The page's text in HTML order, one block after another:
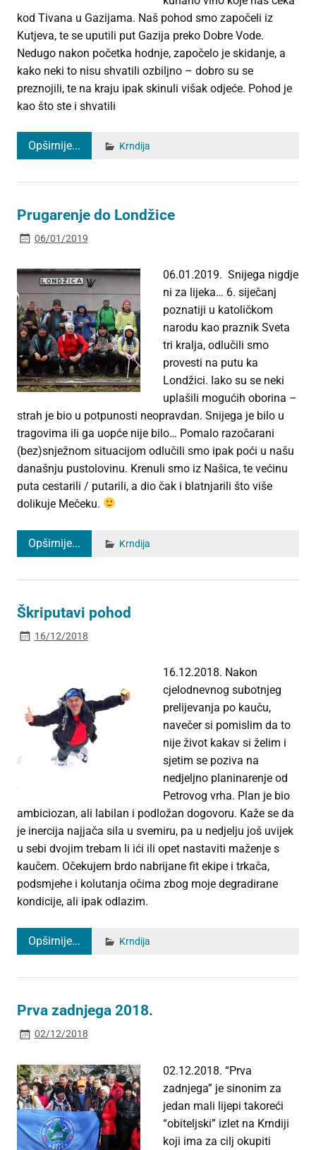
kod Tivana u Gazijama. Naš pohod smo započeli iz
Kutjeva, te se uputili put Gazija preko Dobre Vode.
Nedugo nakon početka hodnje, započelo je skidanje, a
kako neki to nisu shvatili ozbiljno – dobro su se
preznojili, te na kraju ipak skinuli višak odjeće. Pohod je
kao što ste i shvatili
Opširnije... Krndija
Prugarenje do Londžice
06/01/2019
06.01.2019. Snijega nigdje
ni za lijeka… 6. siječanj
poznatiji u katoličkom
narodu kao praznik Sveta
tri kralja, odlučili smo
provesti na putu ka
Londžici. Iako su se neki
uplašili mogućih oborina –
strah je bio u potpunosti neopravdan. Snijega je bilo u
tragovima ili ga uopće nije bilo… Pomalo razočarani
(bez)snježnom situacijom odlučili smo ipak poći u našu
današnju pustolovinu. Krenuli smo iz Našica, te većinu
puta cestarili / putarili, a dio čak i blatnjarili što više
dolikuje Mečeku.
Opširnije... Krndija
Škriputavi pohod
16/12/2018
16.12.2018. Nakon
cjelodnevnog subotnjeg
prelijevanja po kauču,
navečer si pomislim da to
nije život kakav si želim i
sjetim se poziva na
nedjeljno planinarenje od
Petrovog vrha. Plan je bio
ambiciozan, ali labilan i podložan dogovoru. Kaže se da
je inercija najjača sila u svemiru, pa u nedjelju još uvijek
u sebi dvojim trebam li ići ili opet nastaviti maženje s
kaučem. Očekujem brdo nabrijane fit ekipe i trkača,
podsmjehe i kolutanja očima zbog moje degradirane
kondicije, ali ipak odlazim.
Opširnije... Krndija
Prva zadnjega 2018.
02/12/2018
02.12.2018. “Prva
zadnjega” je sinonim za
jedan mali lijepi takoreći
“obiteljski” izlet na Krndiji
koji ima za cilj okupiti